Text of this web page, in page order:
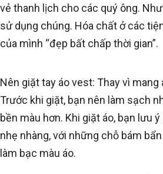
vẻ thanh lịch cho các quý ông.
sử dụng chúng. Hóa chất ở các
của mình “đẹp bất chấp thời gian”.
Nên giặt tay áo vest: Thay vì
Trước khi giặt, bạn nên làm sạch
bền màu hơn. Khi giặt áo, bạn lưu
nhẹ nhàng, với những chỗ bám
làm bạc màu áo.